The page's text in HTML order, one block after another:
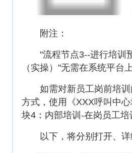
附注：
"流程节点3--进行培训预
（实操）"无需在系统平台
如需对新员工岗前培训
方式，使用《XXX呼叫中
块4：内部培训-在岗员工
以下，将分别打开、详